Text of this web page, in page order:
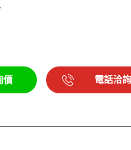
價 電話洽詢